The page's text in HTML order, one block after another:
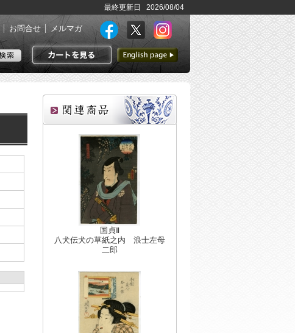
最終更新日 2026/08/04
お問合せ メルマガ
カートを見る
英語ページへ
国貞Ⅱ
八犬伝犬の草紙之内 浪士左母
二郎